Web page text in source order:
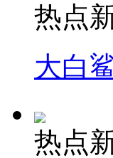
热点
大白
热点